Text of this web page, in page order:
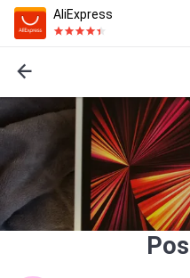
AliExpress